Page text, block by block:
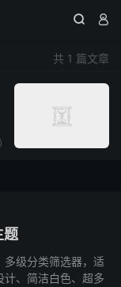
 
共 1 篇文章
)
题
多级分类筛选器，适
计、简洁白色、超多